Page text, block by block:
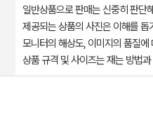
일반상품으로 판매는 신중히 판단
제공되는 상품의 사진은 이해를
모니터의 해상도, 이미지의 품질
상품 규격 및 사이즈는 재는 방법